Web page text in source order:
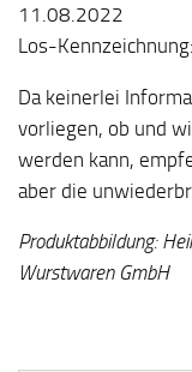
11.08.2022
Los-
Da keinerlei
vorliegen, ob und
werden kann,
aber die
Produktabbildung:
Wurstwaren GmbH